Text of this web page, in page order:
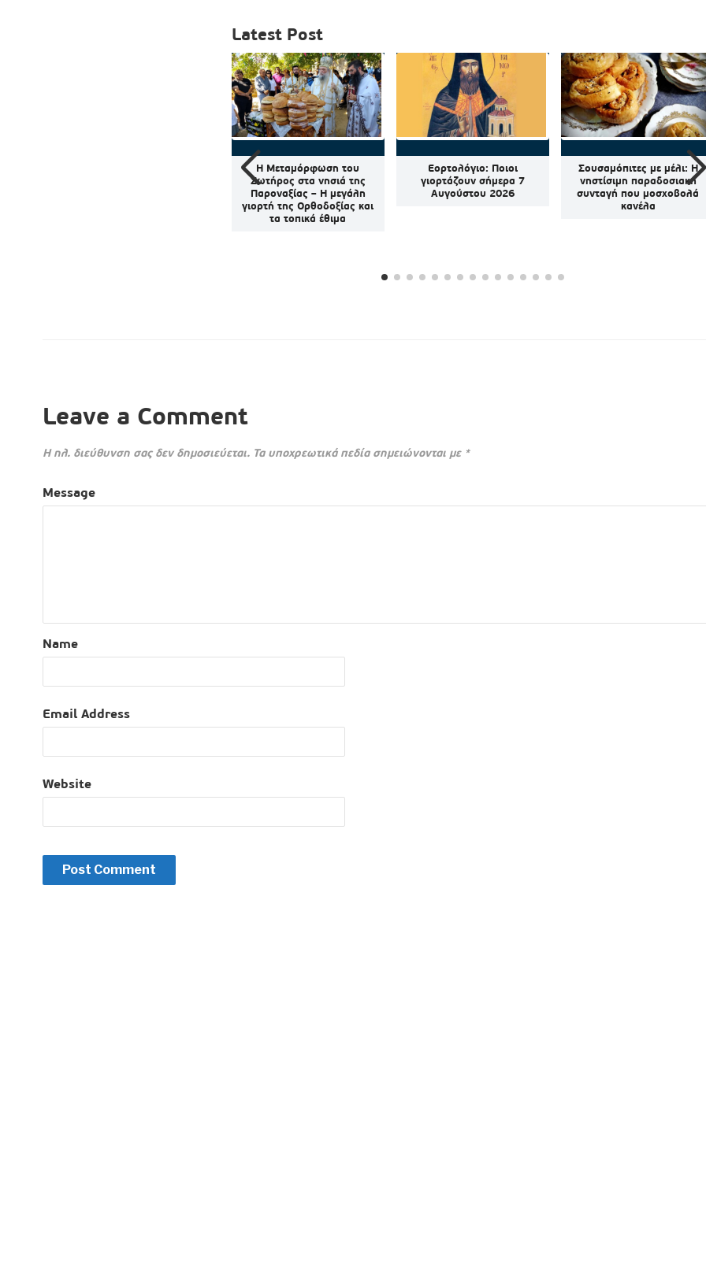
Latest Post
Η Μεταμόρφωση του
Σωτήρος στα νησιά της
Παροναξίας – Η μεγάλη
γιορτή της Ορθοδοξίας και
τα τοπικά έθιμα
Εορτολόγιο: Ποιοι
γιορτάζουν σήμερα 7
Αυγούστου 2026
Σουσαμόπιτες με μέλι: Η
νηστίσιμη παραδοσιακή
συνταγή που μοσχοβολά
κανέλα
Leave a Comment
Η ηλ. διεύθυνση σας δεν δημοσιεύεται. Τα υποχρεωτικά πεδία σημειώνονται με *
Message
Name
Email Address
Website